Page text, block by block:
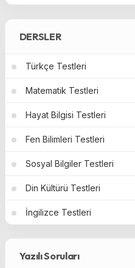
DERSLER
Türkçe Testleri
Matematik Testleri
Hayat Bilgisi Testleri
Fen Bilimleri Testleri
Sosyal Bilgiler Testleri
Din Kültürü Testleri
İngilizce Testleri
Yazılı Soruları